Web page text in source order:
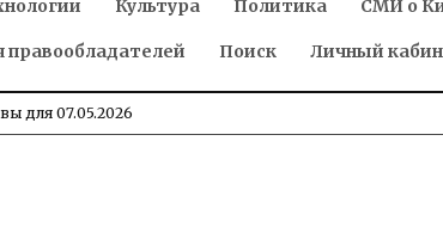
Культура Политика СМИ о
Поиск Личный
для 07.05.2026